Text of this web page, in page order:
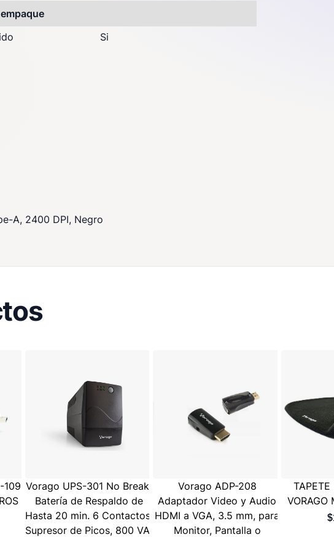
Si
A, 2400 DPI, Negro
109 Vorago UPS-301 No Break,
Batería de Respaldo de
Hasta 20 min. 6 Contactos,
Supresor de Picos, 800 VA,
Vorago ADP-208
Adaptador Video y Audio
HDMI a VGA, 3.5 mm, para
Monitor, Pantalla o
TAPETE
VORAGO